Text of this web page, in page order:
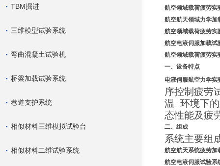
TBM掘进
三维模型试验系统
弯曲混凝土试验机
桥梁加载试验系统
巷道支护系统
相似材料三维模拟试验台
相似材料二维试验系统
航空领域载荷疲劳实
航空航天领域力学加
航空领域载荷疲劳实
航空电液伺服加载试
航空领域载荷疲劳实
一、设备特点
电液伺服航空力学实
序控制疲劳
温 环境下的
态性能及疲
二、组成
系统主要组
航空航天系统疲劳加
航空电液伺服试验系